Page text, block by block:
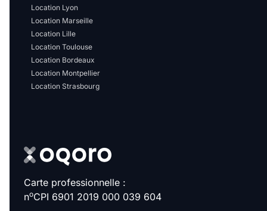
Location Lyon
Location Marseille
Location Lille
Location Toulouse
Location Bordeaux
Location Montpellier
Location Strasbourg
Carte professionnelle :
noCPI 6901 2019 000 039 604